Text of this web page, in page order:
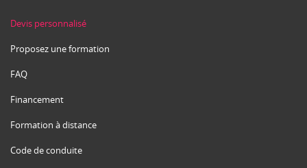
Devis personnalisé
Proposez une formation
FAQ
Financement
Formation à distance
Code de conduite